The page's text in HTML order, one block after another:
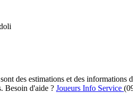
des estimations et des
Besoin d'aide ? Joueurs Info Service